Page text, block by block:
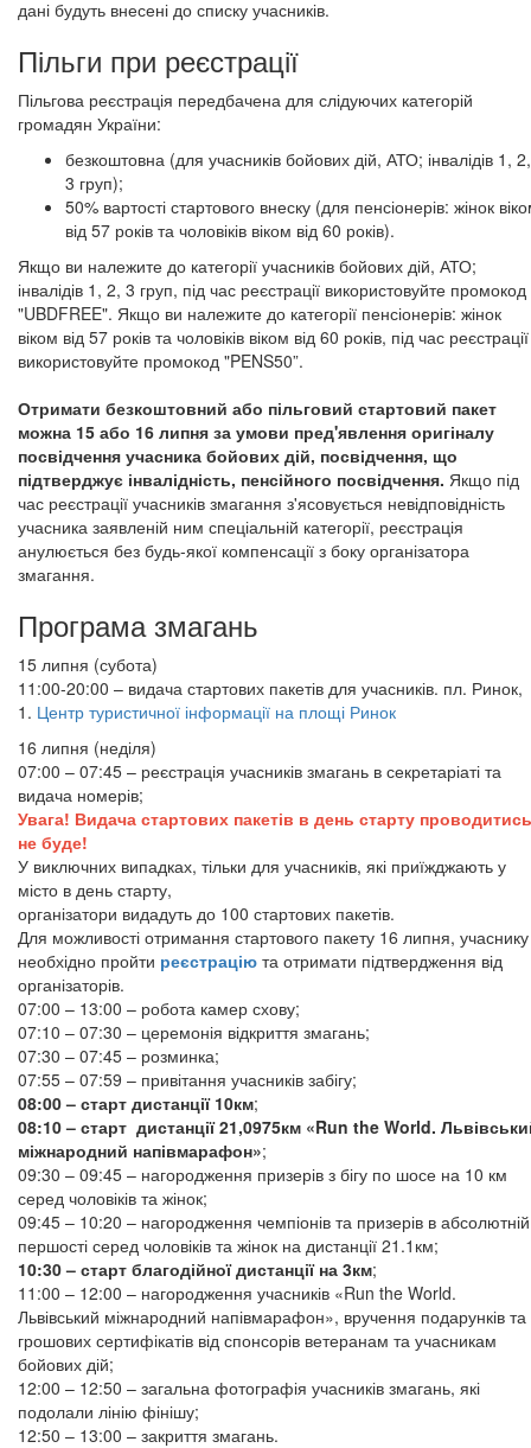
​​​​​​​дані будуть внесені до списку учасників.
Пільги при реєстрації
Пільгова реєстрація передбачена для слідуючих категорій
громадян України:
безкоштовна (для учасників бойових дій, АТО; інвалідів 1, 2,
3 груп);
50% вартості стартового внеску (для пенсіонерів: жінок
від 57 років та чоловіків віком від 60 років).
Якщо ви належите до категорії учасників бойових дій, АТО;
інвалідів 1, 2, 3 груп, під час реєстрації використовуйте промокод
"UBDFREE". Якщо ви належите до категорії пенсіонерів: жінок
віком від 57 років та чоловіків віком від 60 років, під час реєстрації
використовуйте промокод "PENS50”.
Отримати безкоштовний або пільговий стартовий пакет
можна 15 або 16 липня за умови пред'явлення оригіналу
посвідчення учасника бойових дій, посвідчення, що
підтверджує інвалідність, пенсійного посвідчення. Якщо під
час реєстрації учасників змагання з'ясовується невідповідність
учасника заявленій ним спеціальній категорії, реєстрація
анулюється без будь-якої компенсації з боку організатора
змагання.
Програма змагань
15 липня (субота)
11:00-20:00 – видача стартових пакетів для учасників. пл. Ринок,
1. Центр туристичної інформації на площі Ринок
16 липня (неділя)
07:00 – 07:45 – реєстрація учасників змагань в секретаріаті та
видача номерів;
Увага! Видача стартових пакетів в день старту проводитись
не буде!
У виключних випадках, тільки для учасників, які приїжджають у
місто в день старту,
організатори видадуть до 100 стартових пакетів.
Для можливості отримання стартового пакету 16 липня, учаснику
необхідно пройти реєстрацію та отримати підтвердження від
організаторів.
07:00 – 13:00 – робота камер схову;
07:10 – 07:30 – церемонія відкриття змагань;
07:30 – 07:45 – розминка;
07:55 – 07:59 – привітання учасників забігу;
08:00 – старт дистанції 10км;
08:10 – старт дистанції 21,0975км «Run the World.
міжнародний напівмарафон»;
09:30 – 09:45 – нагородження призерів з бігу по шосе на 10 км
серед чоловіків та жінок;
09:45 – 10:20 – нагородження чемпіонів та призерів в абсолютній
першості серед чоловіків та жінок на дистанції 21.1км;
10:30 – старт благодійної дистанції на 3км;
11:00 – 12:00 – нагородження учасників «Run the World.
Львівський міжнародний напівмарафон», вручення подарунків та
грошових сертифікатів від спонсорів ветеранам та учасникам
бойових дій;
12:00 – 12:50 – загальна фотографія учасників змагань, які
подолали лінію фінішу;
12:50 – 13:00 – закриття змагань.